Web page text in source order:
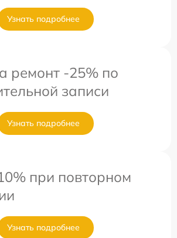
Узнать подробнее
ремонт -25% по
записи
Узнать подробнее
при повторном
Узнать подробнее